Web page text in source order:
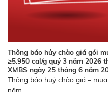
Thông báo hủy chào giá gói
≥5.950 cal/g quý 3 năm 2026
XMBS ngày 25 tháng 6 năm
Thông báo huỷ chào giá –